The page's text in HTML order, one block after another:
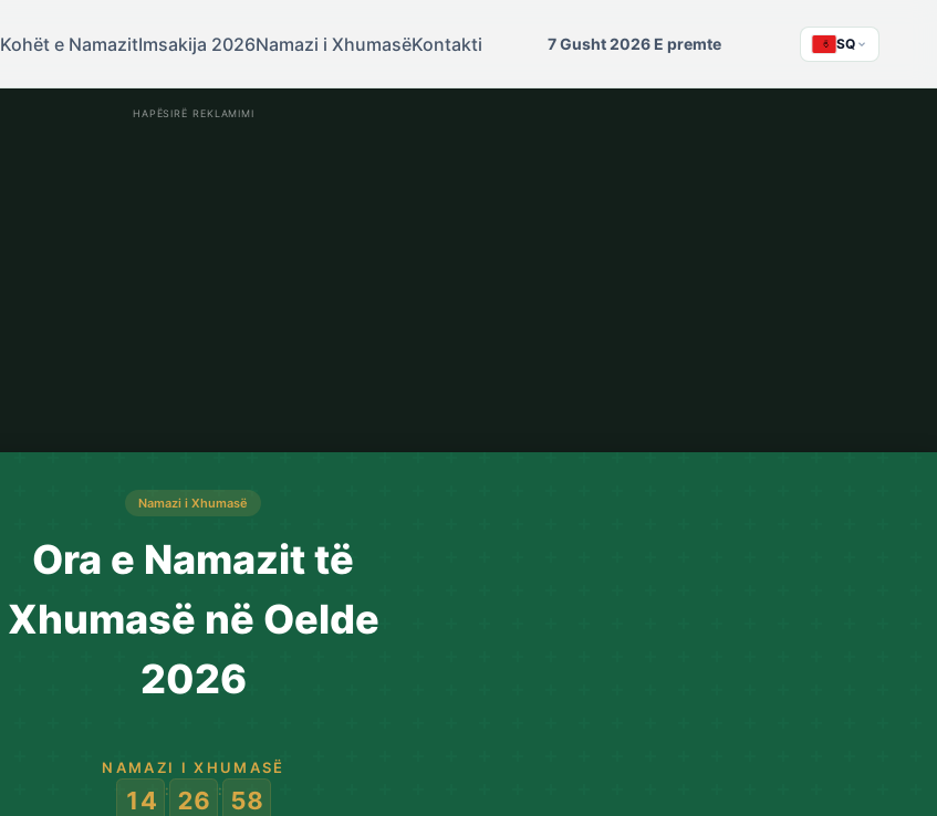
Kohët e NamazitImsakija 2026Namazi i XhumasëKontakti 7 Gusht 2026 E premte SQ
HAPËSIRË REKLAMIMI
Namazi i Xhumasë
Ora e Namazit të
Xhumasë në Oelde
2026
NAMAZI I XHUMASË
14 : 26 : 58